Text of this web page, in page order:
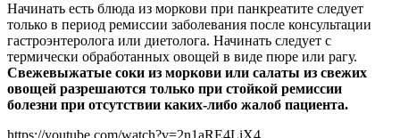
Начинать есть блюда из моркови при панкреатите следует
только в период ремиссии заболевания после консультации
гастроэнтеролога или диетолога. Начинать следует с
термически обработанных овощей в виде пюре или рагу.
Свежевыжатые соки из моркови или салаты из свежих
овощей разрешаются только при стойкой ремиссии
болезни при отсутствии каких-либо жалоб пациента.